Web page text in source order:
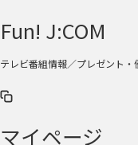
Fun! J:COM
テレビ番組情報／プレゼント・
マイページ